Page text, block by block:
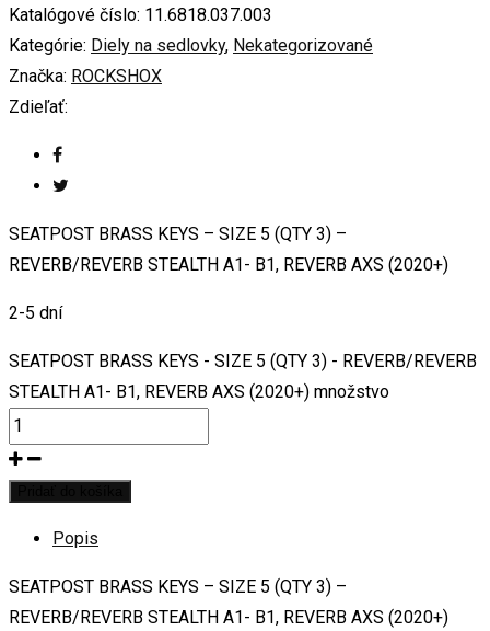
Katalógové číslo: 11.6818.037.003
Kategórie: Diely na sedlovky, Nekategorizované
Značka: ROCKSHOX
Zdieľať:
SEATPOST BRASS KEYS – SIZE 5 (QTY 3) –
REVERB/REVERB STEALTH A1- B1, REVERB AXS (2020+)
2-5 dní
SEATPOST BRASS KEYS - SIZE 5 (QTY 3) - REVERB/REVERB
STEALTH A1- B1, REVERB AXS (2020+) množstvo
Popis
SEATPOST BRASS KEYS – SIZE 5 (QTY 3) –
REVERB/REVERB STEALTH A1- B1, REVERB AXS (2020+)